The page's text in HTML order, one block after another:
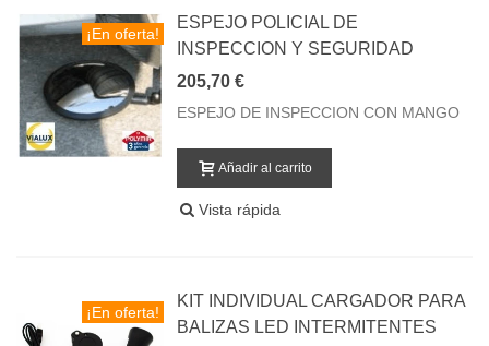
¡En oferta!
ESPEJO POLICIAL DE
INSPECCION Y SEGURIDAD
205,70 €
ESPEJO DE INSPECCION CON MANGO
Añadir al carrito
Vista rápida
¡En oferta!
KIT INDIVIDUAL CARGADOR PARA
BALIZAS LED INTERMITENTES